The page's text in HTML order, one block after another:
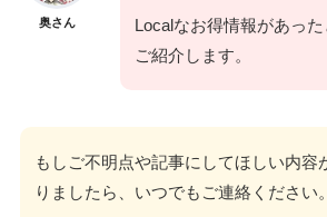
奥さん
Localなお得情報があっ
ご紹介します。
もしご不明点や記事にしてほしい内容
りましたら、いつでもご連絡ください。